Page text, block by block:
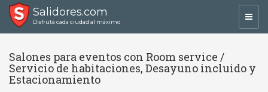
Salidores.com
Disfrutá cada ciudad al máximo
Salones para eventos con Room service /
Servicio de habitaciones, Desayuno incluido y
Estacionamiento